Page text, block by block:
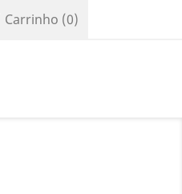
Carrinho (0)